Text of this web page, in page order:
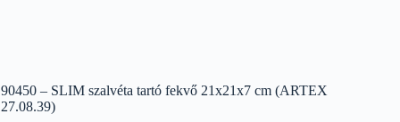
90450 – SLIM szalvéta tartó fekvő 21x21x7 cm (ARTEX
27.08.39)